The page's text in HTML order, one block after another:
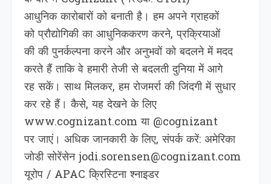
आधुनिक कारोबारों को बनाती है। हम अपने ग्राहकों
को प्रौद्योगिकी का आधुनिककरण करने, प्रक्रियाओं
की की पुनर्कल्पना करने और अनुभवों को बदलने में मदद
करते हैं ताकि वे हमारी तेजी से बदलती दुनिया में आगे
रह सकें। साथ मिलकर, हम रोजमर्रा की जिंदगी में सुधार
कर रहे हैं। कैसे, यह देखने के लिए
www.cognizant.com या @cognizant
पर जाएं। अधिक जानकारी के लिए, संपर्क करें: अमेरिका
जोडी सोरेंसेन jodi.sorensen@cognizant.com
यूरोप / APAC क्रिस्टिना श्नाइडर